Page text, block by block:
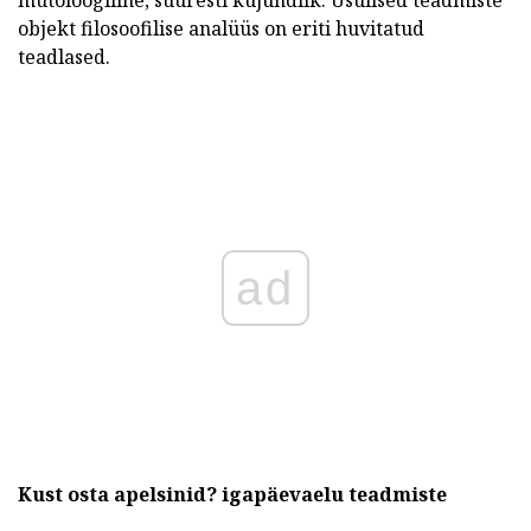
objekt filosoofilise analüüs on eriti huvitatud
teadlased.
ad
Kust osta apelsinid?igapäevaelu teadmiste